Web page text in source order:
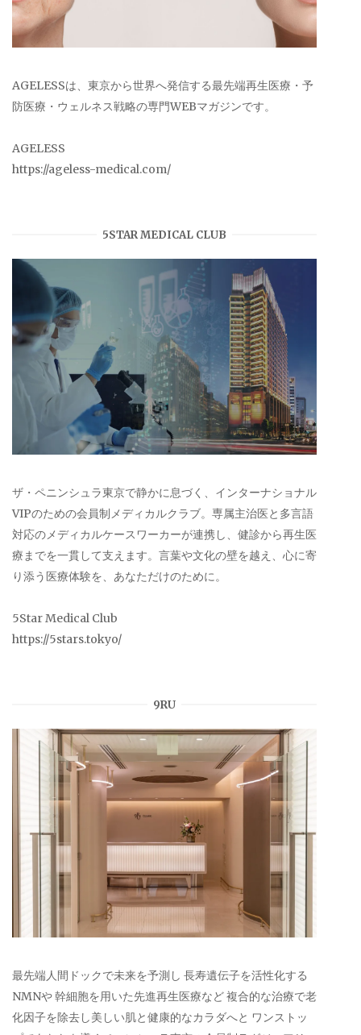
AGELESSは、東京から世界へ発信する最先端再生医療・予
防医療・ウェルネス戦略の専門WEBマガジンです。
AGELESS
https://ageless-medical.com/
5STAR MEDICAL CLUB
ザ・ペニンシュラ東京で静かに息づく、インターナショナル
VIPのための会員制メディカルクラブ。専属主治医と多言語
対応のメディカルケースワーカーが連携し、健診から再生医
療までを一貫して支えます。言葉や文化の壁を越え、心に寄
り添う医療体験を、あなただけのために。
5Star Medical Club
https://5stars.tokyo/
9RU
最先端人間ドックで未来を予測し 長寿遺伝子を活性化する
NMNや 幹細胞を用いた先進再生医療など 複合的な治療で老
化因子を除去し美しい肌と健康的なカラダへと ワンストッ